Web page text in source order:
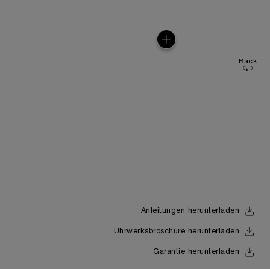
Back
Anleitungen herunterladen
Uhrwerksbroschüre herunterladen
Garantie herunterladen